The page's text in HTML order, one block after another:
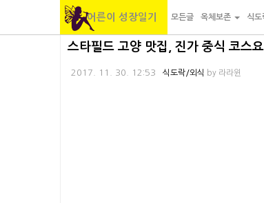
어른이 성장일기 모든글 옥체보존 식도
스타필드 고양 맛집, 진가 중식 코스
2017. 11. 30. 12:53 식도락/외식 by 라라윈